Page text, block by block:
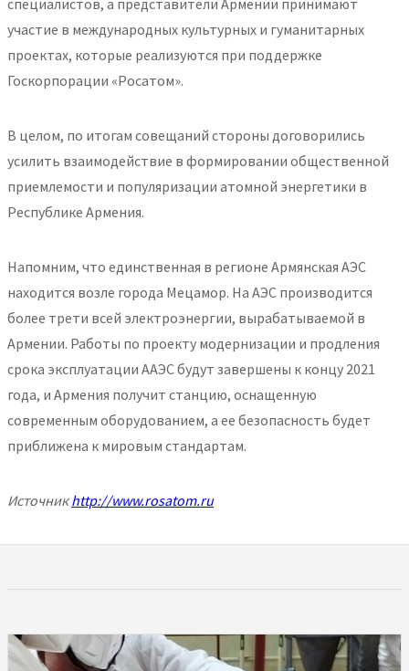
специалистов, а представители Армении принимают
участие в международных культурных и гуманитарных
проектах, которые реализуются при поддержке
Госкорпорации «Росатом».
В целом, по итогам совещаний стороны договорились
усилить взаимодействие в формировании общественной
приемлемости и популяризации атомной энергетики в
Республике Армения.
Напомним, что единственная в регионе Армянская АЭС
находится возле города Мецамор. На АЭС производится
более трети всей электроэнергии, вырабатываемой в
Армении. Работы по проекту модернизации и продления
срока эксплуатации ААЭС будут завершены к концу 2021
года, и Армения получит станцию, оснащенную
современным оборудованием, а ее безопасность будет
приближена к мировым стандартам.
Источникhttp://www.rosatom.ru